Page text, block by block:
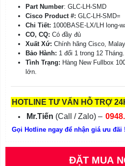
Part Number: GLC-LH-SMD
Cisco Product #: GLC-LH-SMD=
Chi Tiết: 1000BASE-LX/LH long-
CO, CQ: Có đầy đủ
Xuất Xứ: Chính hãng Cisco,
Bảo Hành: 1 đổi 1 trong 12 Tháng.
Tình Trạng: Hàng New Fullbox
lớn.
HOTLINE TƯ VẤN HỖ TRỢ
Mr.Tiến (Call / Zalo) –
Gọi Hotline ngay để nhận giá ưu đãi !
ĐẶT MUA